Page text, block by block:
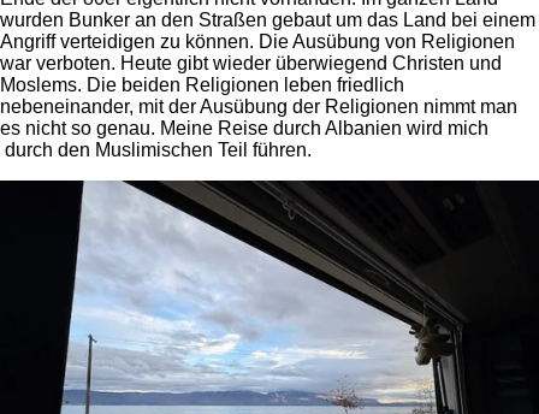
wurden Bunker an den Straßen gebaut um das Land bei einem
Angriff verteidigen zu können. Die Ausübung von Religionen
war verboten. Heute gibt wieder überwiegend Christen und
Moslems. Die beiden Religionen leben friedlich
nebeneinander, mit der Ausübung der Religionen nimmt man
es nicht so genau. Meine Reise durch Albanien wird mich
durch den Muslimischen Teil führen.